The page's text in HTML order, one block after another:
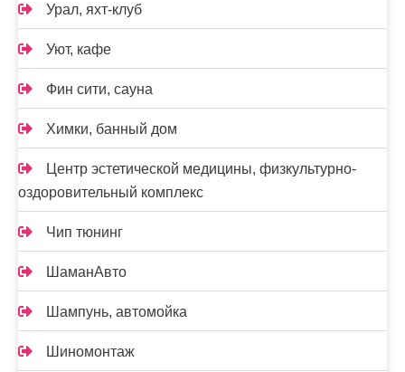
Урал, яхт-клуб
Уют, кафе
Фин сити, сауна
Химки, банный дом
Центр эстетической медицины, физкультурно-
оздоровительный комплекс
Чип тюнинг
ШаманАвто
Шампунь, автомойка
Шиномонтаж